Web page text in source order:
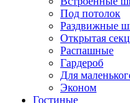
Под потолок
Раздвижные
Открытая
Распашные
Гардероб
Для
Эконом
Гостиные